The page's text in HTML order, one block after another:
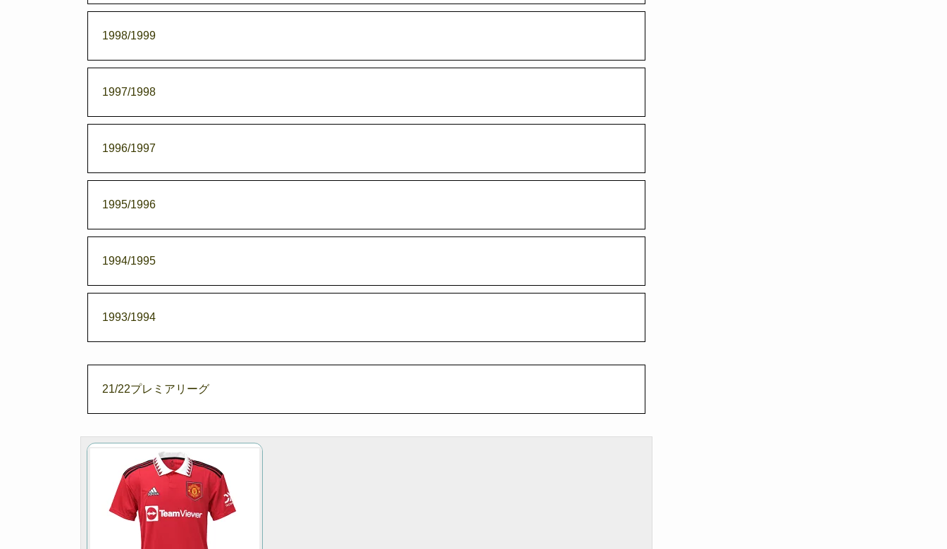
1998/1999
1997/1998
1996/1997
1995/1996
1994/1995
1993/1994
21/22プレミアリーグ